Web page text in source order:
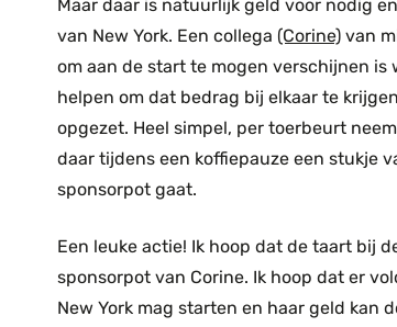
Maar daar is natuurlijk geld voor nodig
van New York. Een collega (Corine) van
om aan de start te mogen verschijnen
helpen om dat bedrag bij elkaar te
opgezet. Heel simpel, per toerbeurt
daar tijdens een koffiepauze een stukje
sponsorpot gaat.
Een leuke actie! Ik hoop dat de taart bij
sponsorpot van Corine. Ik hoop dat er
New York mag starten en haar geld